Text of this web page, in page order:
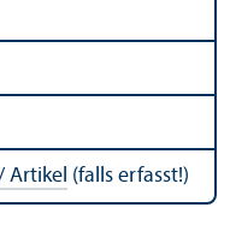
Artikel (falls erfasst!)